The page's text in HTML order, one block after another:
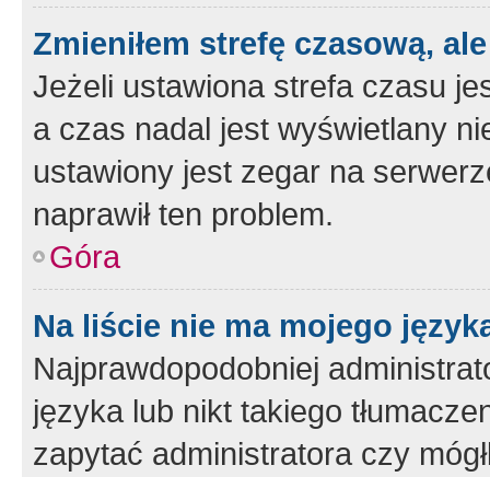
Zmieniłem strefę czasową,
Jeżeli ustawiona strefa czasu
a czas nadal jest wyświetlany
ustawiony jest zegar na
naprawił ten problem.
Góra
Na liście nie ma mojego
Najprawdopodobniej
języka lub nikt takiego
zapytać administratora czy